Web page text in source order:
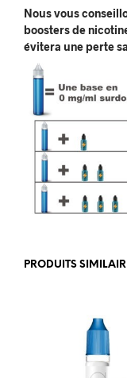
Nous vous
boosters de
évitera une perte
PRODUITS